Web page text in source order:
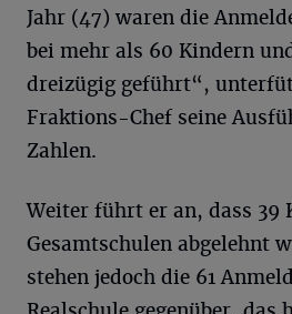
Jahr (47) waren die
bei mehr als 60 Kindern
dreizügig geführt“,
Fraktions-Chef seine
Zahlen.
Weiter führt er an, dass 39
Gesamtschulen abgelehnt
stehen jedoch die 61